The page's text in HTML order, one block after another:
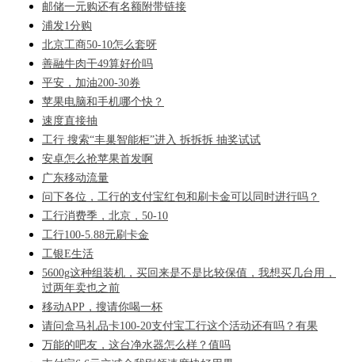
邮储一元购还有名额附带链接
浦发1分购
北京工商50-10怎么套呀
善融牛肉干49算好价吗
平安，加油200-30券
苹果电脑和手机哪个快？
速度直接抽
工行 搜索“丰巢智能柜”进入 拆拆拆 抽奖试试
安卓怎么抢苹果首发啊
广东移动流量
问下各位，工行的支付宝红包和刷卡金可以同时进行吗？
工行消费季，北京，50-10
工行100-5.88元刷卡金
工银E生活
5600g这种组装机，买回来是不是比较保值，我想买几台用，
过两年卖也之前
移动APP，搜请你喝一杯
请问盒马礼品卡100-20支付宝工行这个活动还有吗？有果
万能的吧友，这台净水器怎么样？值吗